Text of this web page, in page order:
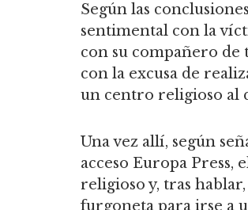
Según las
sentimental con la
con su compañero
con la excusa de
un centro religioso al
Una vez allí, según
acceso Europa Press,
religioso y, tras
furgoneta para irse a